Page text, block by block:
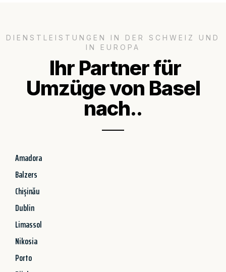
DIENSTLEISTUNGEN IN DER SCHWEIZ UND
IN EUROPA
Ihr Partner für
Umzüge von Basel
nach..
Amadora
Balzers
Chișinău
Dublin
Limassol
Nikosia
Porto